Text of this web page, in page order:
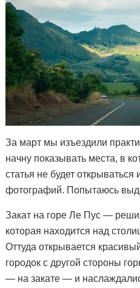
За март мы изъездили
начну показывать места, в
статья не будет открываться
фотографий. Попытаюсь
Закат на горе Ле Пус —
которая находится над
Оттуда открывается
городок с другой стороны
— на закате — и